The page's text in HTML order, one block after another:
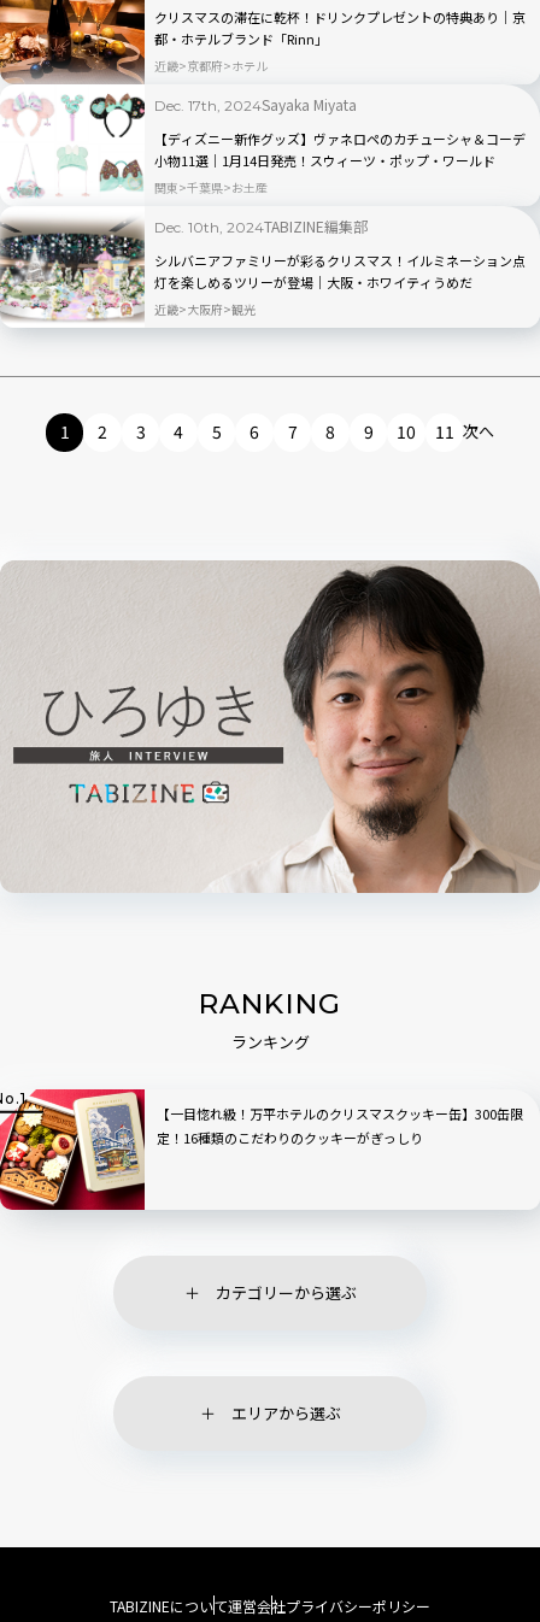
クリスマスの滞在に乾杯！ドリンクプレゼントの特典あり｜京
都・ホテルブランド「Rinn」
近畿 京都府 ホテル
Dec. 17th, 2024Sayaka Miyata
【ディズニー新作グッズ】ヴァネロペのカチューシャ＆コーデ
小物11選｜1月14日発売！スウィーツ・ポップ・ワールド
関東 千葉県 お土産
Dec. 10th, 2024TABIZINE編集部
シルバニアファミリーが彩るクリスマス！イルミネーション点
灯を楽しめるツリーが登場｜大阪・ホワイティうめだ
近畿 大阪府 観光
1 2 3 4 5 6 7 8 9 10 11 次へ
RANKING
ランキング
【一目惚れ級！万平ホテルのクリスマスクッキー缶】300缶限
定！16種類のこだわりのクッキーがぎっしり
カテゴリーから選ぶ
エリアから選ぶ
TABIZINEについて運営会社プライバシーポリシー